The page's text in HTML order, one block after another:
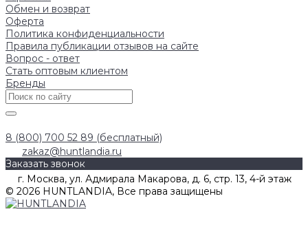
Обмен и возврат
Оферта
Политика конфиденциальности
Правила публикации отзывов на сайте
Вопрос - ответ
Стать оптовым клиентом
Бренды
8 (800) 700 52 89 (бесплатный)
zakaz@huntlandia.ru
Заказать звонок
г. Москва, ул. Адмирала Макарова, д. 6, стр. 13, 4-й этаж
© 2026 HUNTLANDIA, Все права защищены